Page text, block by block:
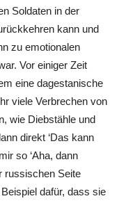
Soldaten in der
kann und
zu emotionalen
Vor einiger Zeit
eine dagestanische
viele Verbrechen von
wie Diebstähle und
direkt ‘Das kann
so ‘Aha, dann
russischen Seite
dafür, dass sie